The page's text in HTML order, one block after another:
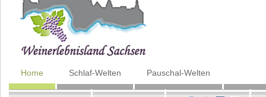
Navigation
überspringen
Home Schlaf-Welten Pauschal-Welten